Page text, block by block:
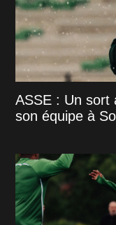
ASSE : Un sort
son équipe à